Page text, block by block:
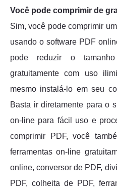
Você pode comprimir de
Sim, você pode comprimir
usando o software PDF
pode reduzir o
gratuitamente com uso
mesmo instalá-lo em seu
Basta ir diretamente para o
on-line para fácil uso e
comprimir PDF, você
ferramentas on-line
online, conversor de PDF,
PDF, colheita de PDF,